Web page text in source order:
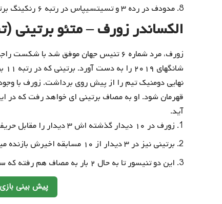
مدودف در رده ۳ و تسیتسیپاس در رتبه ۶ رنکینگ برترین تنیسور های جهان قرار دارند.
الکساندر زورف – متئو برتینی
زورف، مرد شماره ۶ تنیس جهان موفق شد
قهرمان شود. او به مصاف برتینی ای خواهد رفت که در
آید.
زورف در ۱۰ دیدار گذشته اش ۳ دیدار را مقابل حریفانش شکست خورده است.
برتینی نیز در ۳ دیدار از ۱۰ مسابقه اخیرش بازنده میدان بوده است.
این دو تنیسور تا به حال ۲ بار به مصاف هم رفته که سهم هر کدام از آن ها ۱ برد بوده است.
پیش بینی